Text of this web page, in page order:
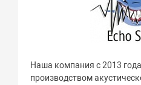
Наша компания с 2013
производством